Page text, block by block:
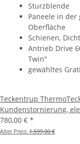
Sturzblende
Paneele in
Oberfläche
Schienen,
Antrieb Drive
Twin"
gewähltes
Teckentrup
Kundenstornierung,
780,00 € *
Alter Preis: 1.599,00 €